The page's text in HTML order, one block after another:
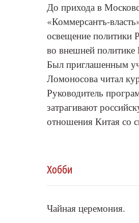
До прихода в
«Коммерсантъ-
освещение политики
во внешней политике
Был приглашенным
Ломоносова читал
Руководитель
затрагивают
отношения Китая со
Хобби
Чайная церемония.